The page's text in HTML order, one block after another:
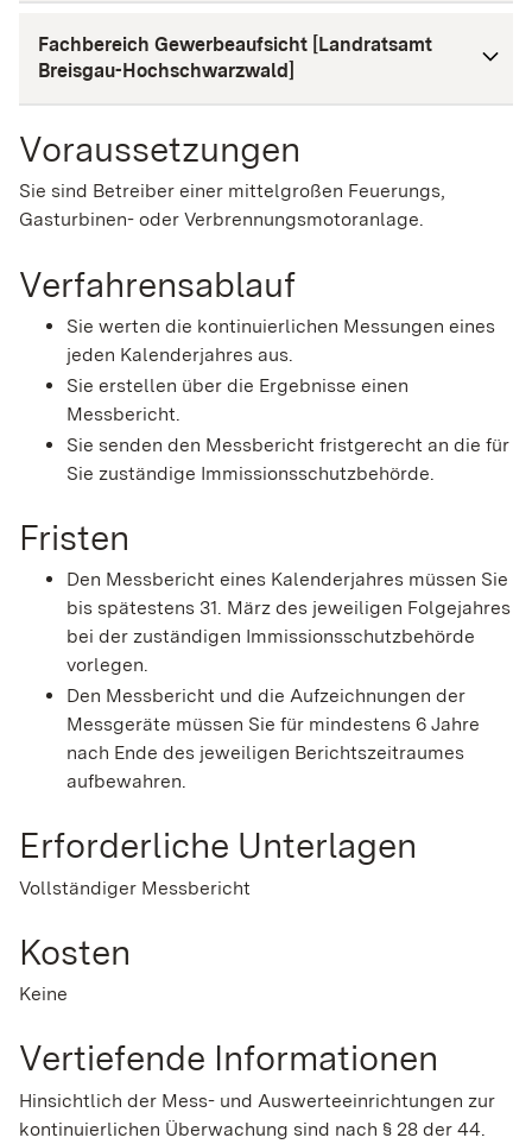
Fachbereich Gewerbeaufsicht [Landratsamt
Breisgau-Hochschwarzwald]
Voraussetzungen
Sie sind Betreiber einer mittelgroßen Feuerungs,
Gasturbinen- oder Verbrennungsmotoranlage.
Verfahrensablauf
Sie werten die kontinuierlichen Messungen eines
jeden Kalenderjahres aus.
Sie erstellen über die Ergebnisse einen
Messbericht.
Sie senden den Messbericht fristgerecht an die für
Sie zuständige Immissionsschutzbehörde.
Fristen
Den Messbericht eines Kalenderjahres müssen Sie
bis spätestens 31. März des jeweiligen Folgejahres
bei der zuständigen Immissionsschutzbehörde
vorlegen.
Den Messbericht und die Aufzeichnungen der
Messgeräte müssen Sie für mindestens 6 Jahre
nach Ende des jeweiligen Berichtszeitraumes
aufbewahren.
Erforderliche Unterlagen
Vollständiger Messbericht
Kosten
Keine
Vertiefende Informationen
Hinsichtlich der Mess- und Auswerteeinrichtungen zur
kontinuierlichen Überwachung sind nach § 28 der 44.